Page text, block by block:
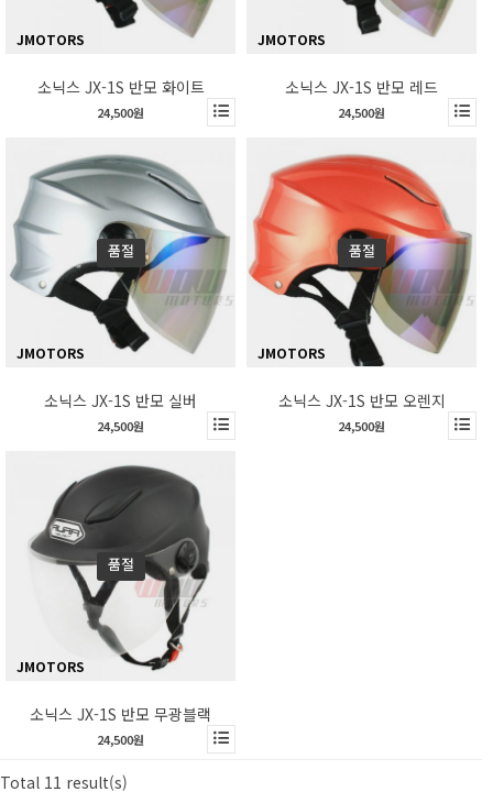
JMOTORS
소닉스 JX-1S 반모 화이트
24,500원
JMOTORS
소닉스 JX-1S 반모 레드
24,500원
품절
JMOTORS
소닉스 JX-1S 반모 실버
24,500원
품절
JMOTORS
소닉스 JX-1S 반모 오렌지
24,500원
품절
JMOTORS
소닉스 JX-1S 반모 무광블랙
24,500원
Total 11 result(s)